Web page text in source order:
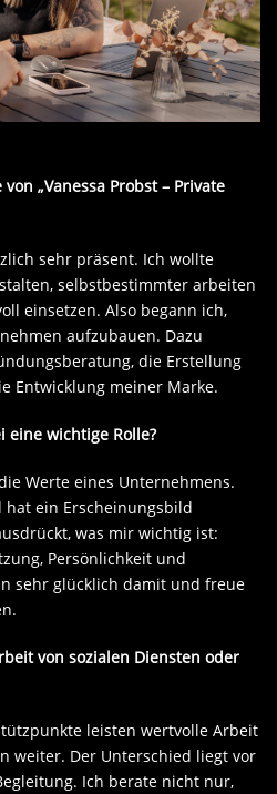
„Vanessa Probst – Private
sehr präsent. Ich wollte
selbstbestimmter arbeiten
einsetzen. Also begann ich,
aufzubauen. Dazu
die Erstellung
Entwicklung meiner Marke.
eine wichtige Rolle?
Werte eines Unternehmens.
hat ein Erscheinungsbild
was mir wichtig ist:
Persönlichkeit und
sehr glücklich damit und freue
von sozialen Diensten oder
leisten wertvolle Arbeit
weiter. Der Unterschied liegt vor
Ich berate nicht nur,